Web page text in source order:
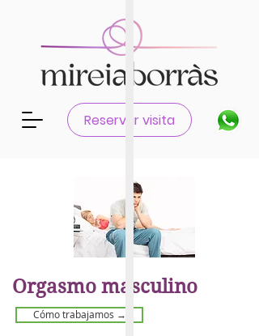
Reservar visita
Orgasmo masculino
Cómo trabajamos →